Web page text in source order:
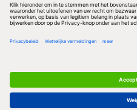
Redactionele partner
Algemene Voorwaarden & Copyrights